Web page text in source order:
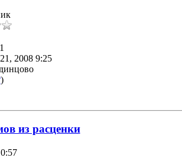
2008 9:25
)
из расценки